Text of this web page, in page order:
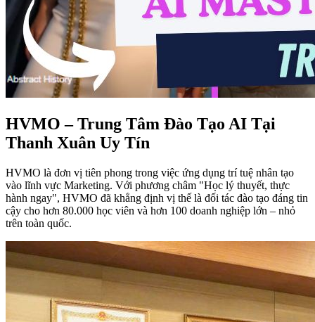
HVMO – Trung Tâm Đào Tạo AI Tại
Thanh Xuân Uy Tín
HVMO là đơn vị tiên phong trong việc ứng dụng trí tuệ nhân tạo
vào lĩnh vực Marketing. Với phương châm "Học lý thuyết, thực
hành ngay", HVMO đã khẳng định vị thế là đối tác đào tạo đáng tin
cậy cho hơn 80.000 học viên và hơn 100 doanh nghiệp lớn – nhỏ
trên toàn quốc.